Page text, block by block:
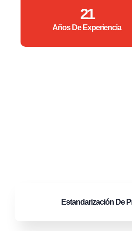
21
Años De Experiencia
Estandarización De